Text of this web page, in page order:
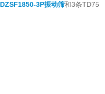
DZSF1850-3P振动筛和3条TD75